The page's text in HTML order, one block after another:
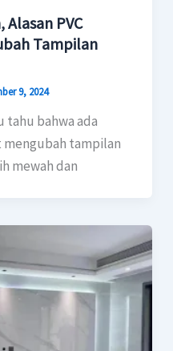
PVC
Tampilan
9, 2024
tahu bahwa ada
mengubah tampilan
mewah dan